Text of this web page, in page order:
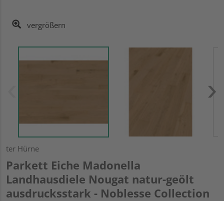
vergrößern
ter Hürne
Parkett Eiche Madonella
Landhausdiele Nougat natur-geölt
ausdrucksstark - Noblesse Collection